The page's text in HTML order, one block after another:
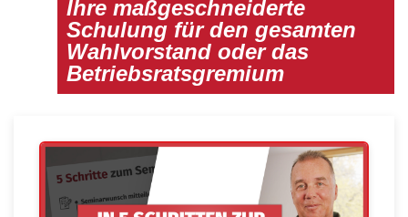
Ihre maßgeschneiderte
Schulung für den gesamten
Wahlvorstand oder das
Betriebsratsgremium